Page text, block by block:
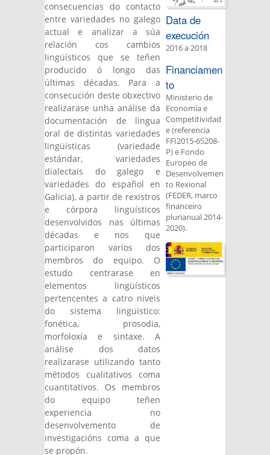
consecuencias do contacto
entre variedades no galego
actual e analizar a súa
relación cos cambios
lingüísticos que se teñen
producido ó longo das
últimas décadas. Para a
consecución deste obxectivo
realizarase unha análise da
documentación de lingua
oral de distintas variedades
lingüísticas (variedade
estándar, variedades
dialectais do galego e
variedades do español en
Galicia), a partir de rexistros
e córpora lingüísticos
desenvolvidos nas últimas
décadas e nos que
participaron varios dos
membros do equipo. O
estudo centrarase en
elementos lingüísticos
pertencentes a catro niveis
do sistema lingüístico:
fonética, prosodia,
morfoloxía e sintaxe. A
análise dos datos
realizarase utilizando tanto
métodos cualitativos coma
cuantitativos. Os membros
do equipo teñen
experiencia no
desenvolvemento de
investigacións coma a que
se propón.
Data de
execución
2016a2018
Financiamen
to
Ministerio de
Economía e
Competitividad
e (referencia
FFI2015-65208-
P) e Fondo
Europeo de
Desenvolvemen
to Rexional
(FEDER, marco
financeiro
plurianual 2014‐
2020).